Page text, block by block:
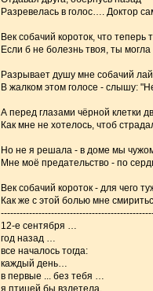
Разревелась в голос…. Доктор
Век собачий короток, что теперь
Если б не болезнь твоя, ты
Разрывает душу мне собачий
В жалком этом голосе - слышу:
А перед глазами чёрной клетки
Как мне не хотелось, чтоб
Но не я решала - в доме мы
Мне моё предательство - по
Век собачий короток - для чего
Как же с этой болью мне
12-е сентября …
год назад …
все началось тогда:
каждый день…
в первые ... без тебя …
я птицей бы взлетела,